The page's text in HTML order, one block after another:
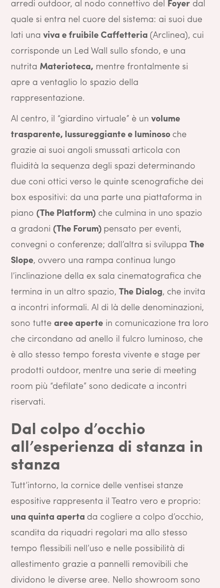
arredi outdoor, al nodo connettivo del Foyerdal
quale si entra nel cuore del sistema: ai suoi due
lati una viva e fruibile Caffetteria (Arclinea), cui
corrisponde un Led Wall sullo sfondo, e una
nutrita Materioteca, mentre frontalmente si
apre a ventaglio lo spazio della
rappresentazione.
Al centro, il “giardino virtuale” è un volume
trasparente, lussureggiante e luminoso che
grazie ai suoi angoli smussati articola con
fluidità la sequenza degli spazi determinando
due coni ottici verso le quinte scenografiche dei
box espositivi: da una parte una piattaforma in
piano (The Platform)che culmina in uno spazio
a gradoni (The Forum) pensato per eventi,
convegni o conferenze; dall’altra si sviluppa The
Slope, ovvero una rampa continua lungo
l’inclinazione della ex sala cinematografica che
termina in un altro spazio, The Dialog, che invita
a incontri informali. Al di là delle denominazioni,
sono tutte aree apertein comunicazione tra loro
che circondano ad anello il fulcro luminoso, che
è allo stesso tempo foresta vivente e stage per
prodotti outdoor, mentre una serie di meeting
room più “defilate” sono dedicate a incontri
riservati.
Dal colpo d’occhio
all’esperienza di stanza in
stanza
Tutt’intorno, la cornice delle ventisei stanze
espositive rappresenta il Teatro vero e proprio:
una quinta aperta da cogliere a colpo d’occhio,
scandita da riquadri regolari ma allo stesso
tempo flessibili nell’uso e nelle possibilità di
allestimento grazie a pannelli removibili che
dividono le diverse aree. Nello showroom sono